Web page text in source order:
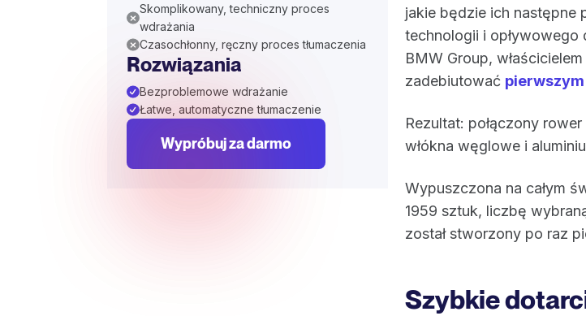
Skomplikowany, techniczny proces
wdrażania
Czasochłonny, ręczny proces tłumaczenia
Rozwiązania
Bezproblemowe wdrażanie
Łatwe, automatyczne tłumaczenie
Wypróbuj za darmo
jakie będzie ich następne
technologii i opływowego
BMW Group,
zadebiutować
Rezultat: połączony
włókna węglowe i
Wypuszczona na całym
1959 sztuk, liczbę
został stworzony po raz
Szybkie